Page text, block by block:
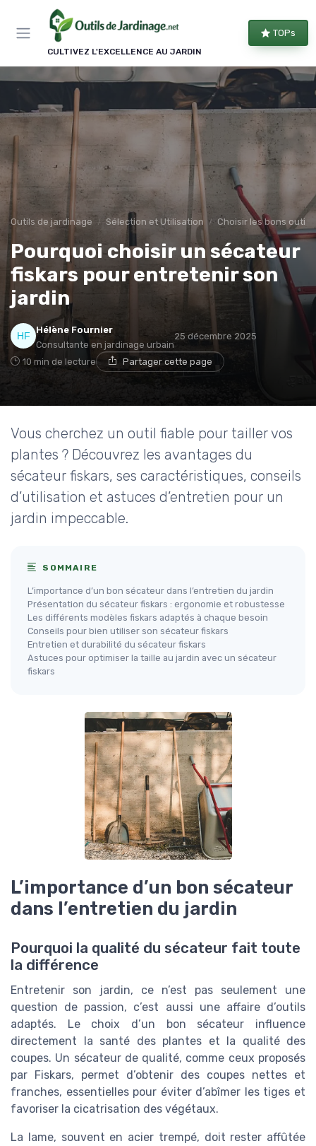
CULTIVEZ L'EXCELLENCE AU JARDIN
TOPs
Outils de jardinage Sélection et Utilisation Choisir les bons outils
Pourquoi choisir un sécateur
fiskars pour entretenir son
jardin
Hélène Fournier
Consultante en jardinage urbain
25 décembre 2025
10 min de lecture Partager cette page
Vous cherchez un outil fiable pour tailler vos
plantes ? Découvrez les avantages du
sécateur fiskars, ses caractéristiques, conseils
d’utilisation et astuces d’entretien pour un
jardin impeccable.
SOMMAIRE
L’importance d’un bon sécateur dans l’entretien du jardin
Présentation du sécateur fiskars : ergonomie et robustesse
Les différents modèles fiskars adaptés à chaque besoin
Conseils pour bien utiliser son sécateur fiskars
Entretien et durabilité du sécateur fiskars
Astuces pour optimiser la taille au jardin avec un sécateur
fiskars
L’importance d’un bon sécateur
dans l’entretien du jardin
Pourquoi la qualité du sécateur fait toute
la différence
Entretenir son jardin, ce n’est pas seulement une
question de passion, c’est aussi une affaire d’outils
adaptés. Le choix d’un bon sécateur influence
directement la santé des plantes et la qualité des
coupes. Un sécateur de qualité, comme ceux proposés
par Fiskars, permet d’obtenir des coupes nettes et
franches, essentielles pour éviter d’abîmer les tiges et
favoriser la cicatrisation des végétaux.
La lame, souvent en acier trempé, doit rester affûtée
Panneau de gestion des cookies